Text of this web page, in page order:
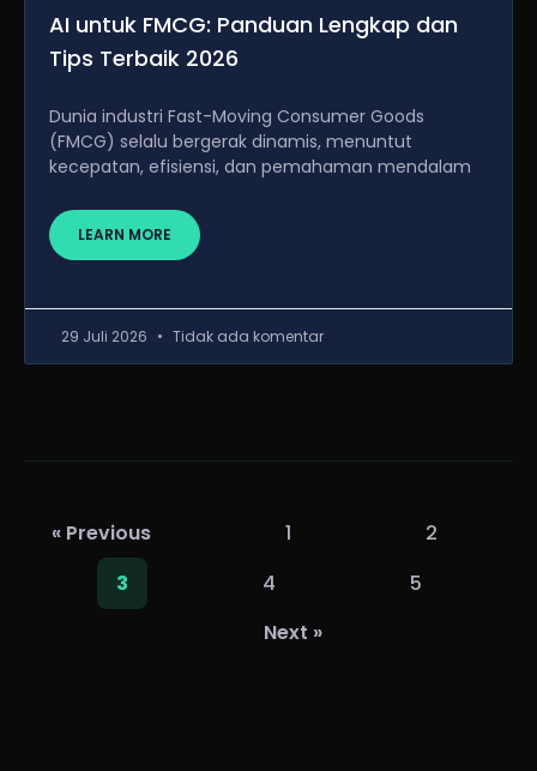
AI untuk FMCG: Panduan Lengkap dan
Tips Terbaik 2026
Dunia industri Fast-Moving Consumer Goods
(FMCG) selalu bergerak dinamis, menuntut
kecepatan, efisiensi, dan pemahaman mendalam
LEARN MORE
29 Juli 2026 Tidak ada komentar
« Previous 1
2
3
4
5
Next »